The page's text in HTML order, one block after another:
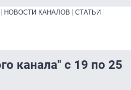
НОВОСТИ КАНАЛОВ
СТАТЬИ
канала" с 19 по 25